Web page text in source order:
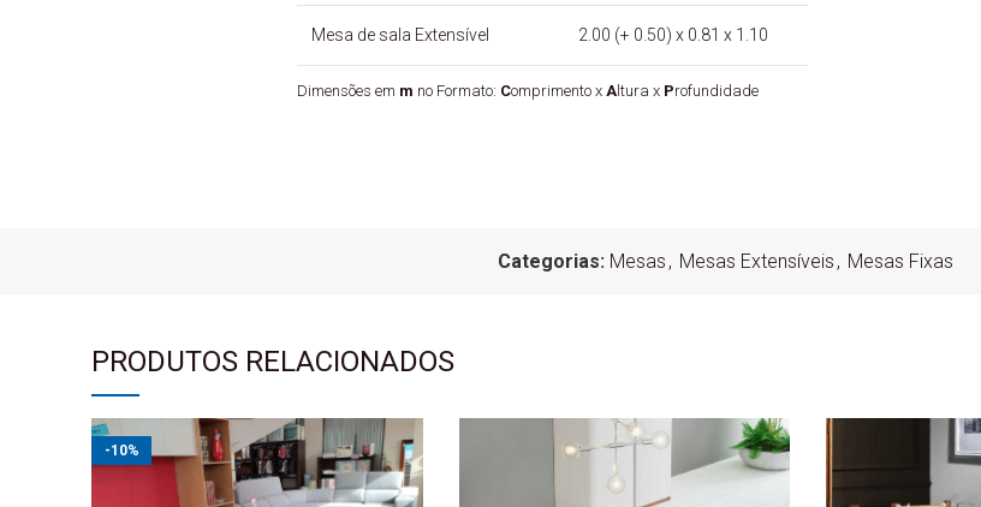
Mesa de sala Extensível 2.00 (+ 0.50) x 0.81 x 1.10
Dimensões em m no Formato: Comprimento x Altura x Profundidade
Categorias: Mesas , Mesas Extensíveis , Mesas Fixas
PRODUTOS RELACIONADOS
-10%